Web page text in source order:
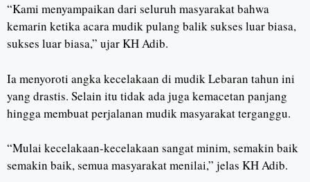
“Kami menyampaikan dari seluruh masyarakat bahwa
kemarin ketika acara mudik pulang balik sukses luar biasa,
sukses luar biasa,” ujar KH Adib.
Ia menyoroti angka kecelakaan di mudik Lebaran tahun ini
yang drastis. Selain itu tidak ada juga kemacetan panjang
hingga membuat perjalanan mudik masyarakat terganggu.
“Mulai kecelakaan-kecelakaan sangat minim, semakin baik
semakin baik, semua masyarakat menilai,” jelas KH Adib.